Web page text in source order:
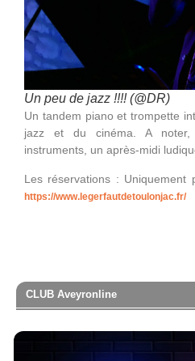
Un peu de jazz !!!! (@DR)
Un tandem piano et trompette
jazz et du cinéma. A
instruments, un après-midi
Les réservations :
https://www.legerfautdetoulonjac.fr/
CLUB Aveyronline